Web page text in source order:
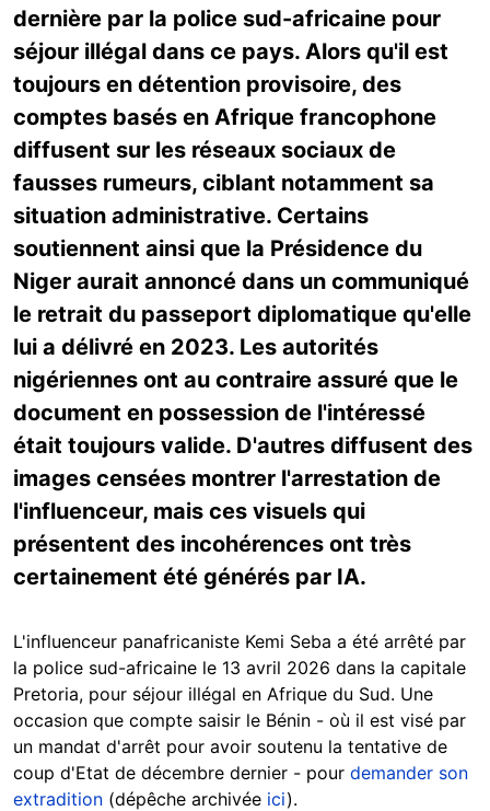
dernière par la police sud-africaine pour
séjour illégal dans ce pays. Alors qu'il est
toujours en détention provisoire, des
comptes basés en Afrique francophone
diffusent sur les réseaux sociaux de
fausses rumeurs, ciblant notamment sa
situation administrative. Certains
soutiennent ainsi que la Présidence du
Niger aurait annoncé dans un communiqué
le retrait du passeport diplomatique qu'elle
lui a délivré en 2023. Les autorités
nigériennes ont au contraire assuré que le
document en possession de l'intéressé
était toujours valide. D'autres diffusent des
images censées montrer l'arrestation de
l'influenceur, mais ces visuels qui
présentent des incohérences ont très
certainement été générés par IA.
L'influenceur panafricaniste Kemi Seba a été arrêté par
la police sud-africaine le 13 avril 2026 dans la capitale
Pretoria, pour séjour illégal en Afrique du Sud. Une
occasion que compte saisir le Bénin - où il est visé par
un mandat d'arrêt pour avoir soutenu la tentative de
coup d'Etat de décembre dernier - pour demander son
extradition (dépêche archivée ici).